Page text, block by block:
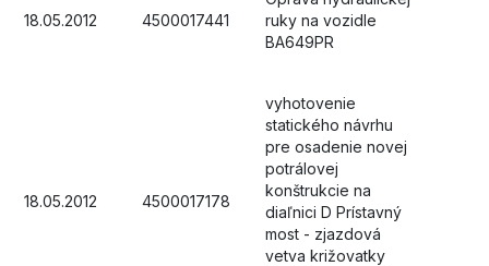
18.05.2012 4500017441
ruky na vozidle
BA649PR
18.05.2012 4500017178
vyhotovenie
statického návrhu
pre osadenie novej
potrálovej
konštrukcie na
diaľnici D Prístavný
most - zjazdová
vetva križovatky